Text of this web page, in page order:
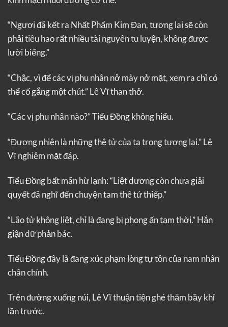
“Ngươi đã kết ra Nhất Phẩm Kim Đan, tương lai sẽ còn
phải tiêu hao rất nhiều tài nguyên tu luyện, không được
lười biếng.”
“Chậc, vì để các vị phu nhân nở mày nở mặt, xem ra chỉ có
thể cố gắng một chút.” Lê Vĩ than thở.
“Các vị phu nhân nào?” Tiểu Đồng không hiểu.
“Đương nhiên là những thê tử của ta trong tương lai.” Lê
Vĩ nghiêm mặt đáp.
Tiểu Đồng bất mãn hừ lạnh: “Liệt dương còn chưa giải
quyết đã nghĩ đến chuyện tam thê tứ thiếp.”
“Lão tử không liệt, chỉ là đang bị phong ấn tạm thời.” Hắn
giận dữ phản bác.
Tiểu Đồng đây là đang xúc phạm lòng tự tôn của nam nhân
chân chính.
Trên đường xuống núi, Lê Vĩ thuận tiện ghé thăm bầy khỉ
lần trước.